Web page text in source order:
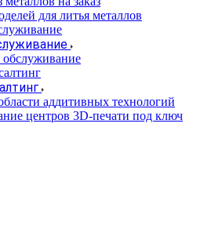
для литья металлов
обслуживание
аддитивных технологий
центров 3D-печати под ключ